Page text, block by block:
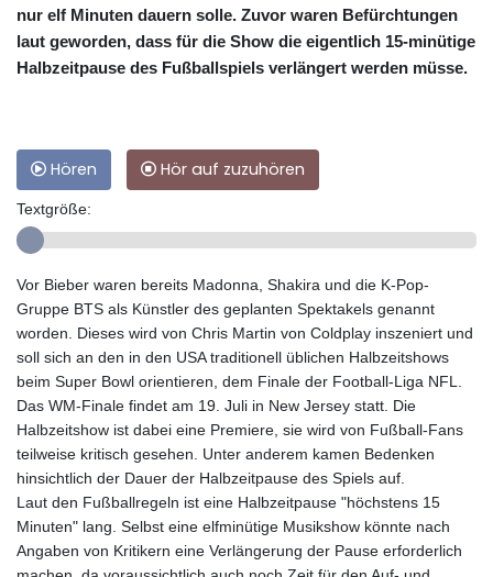
nur elf Minuten dauern solle. Zuvor waren Befürchtungen
laut geworden, dass für die Show die eigentlich 15-minütige
Halbzeitpause des Fußballspiels verlängert werden müsse.
Hören Hör auf zuzuhören
Textgröße:
Vor Bieber waren bereits Madonna, Shakira und die K-Pop-
Gruppe BTS als Künstler des geplanten Spektakels genannt
worden. Dieses wird von Chris Martin von Coldplay inszeniert und
soll sich an den in den USA traditionell üblichen Halbzeitshows
beim Super Bowl orientieren, dem Finale der Football-Liga NFL.
Das WM-Finale findet am 19. Juli in New Jersey statt. Die
Halbzeitshow ist dabei eine Premiere, sie wird von Fußball-Fans
teilweise kritisch gesehen. Unter anderem kamen Bedenken
hinsichtlich der Dauer der Halbzeitpause des Spiels auf.
Laut den Fußballregeln ist eine Halbzeitpause "höchstens 15
Minuten" lang. Selbst eine elfminütige Musikshow könnte nach
Angaben von Kritikern eine Verlängerung der Pause erforderlich